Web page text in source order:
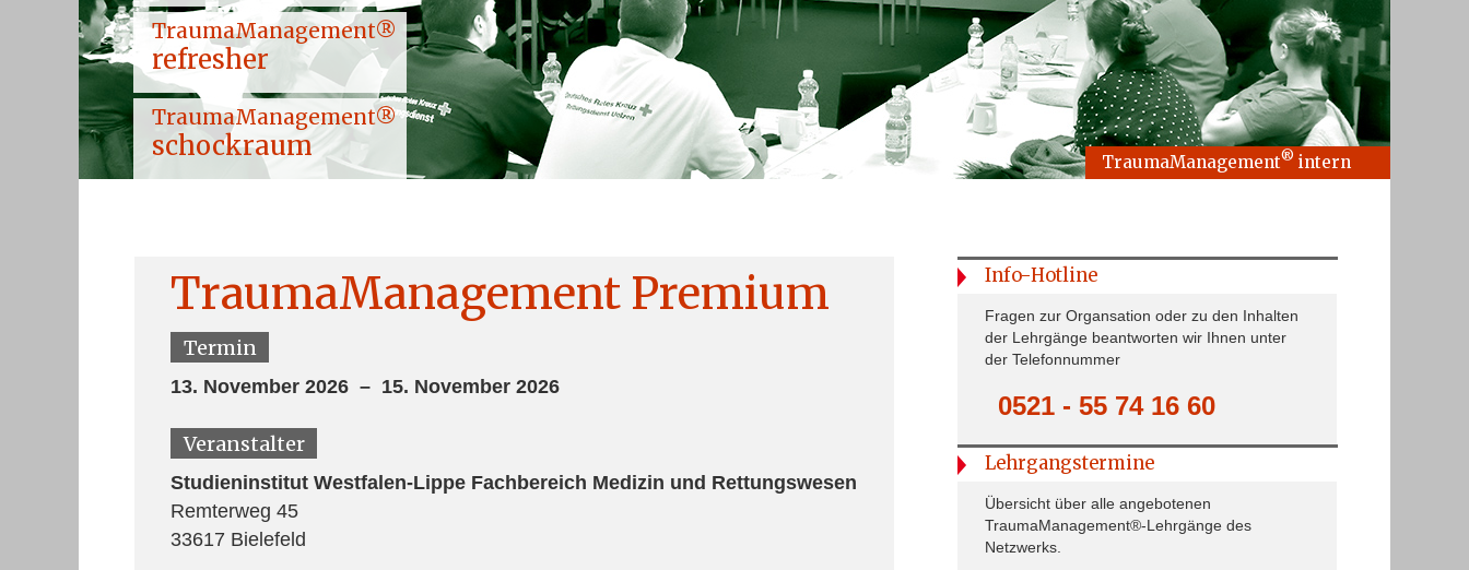
TraumaManagement® intern
TraumaManagement®
refresher
TraumaManagement®
schockraum
TraumaManagement Premium
Termin
13. November 2026 – 15. November 2026
Veranstalter
Studieninstitut Westfalen-Lippe Fachbereich Medizin und Rettungswesen
Remterweg 45
33617 Bielefeld
Info-Hotline
Fragen zur Organsation oder zu den Inhalten
der Lehrgänge beantworten wir Ihnen unter
der Telefonnummer
0521 - 55 74 16 60
Lehrgangstermine
Übersicht über alle angebotenen
TraumaManagement®-Lehrgänge des
Netzwerks.